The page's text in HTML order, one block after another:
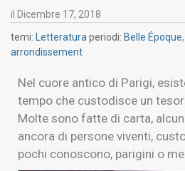
il Dicembre 17, 2018
temi:
Letteratura periodi: Belle Époque,
arrondissement
Nel cuore antico di Parigi,
tempo che custodisce un
Molte sono fatte di carta,
ancora di persone viventi,
pochi conoscono, parigini o